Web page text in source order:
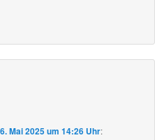
6. Mai 2025 um 14:26 Uhr: